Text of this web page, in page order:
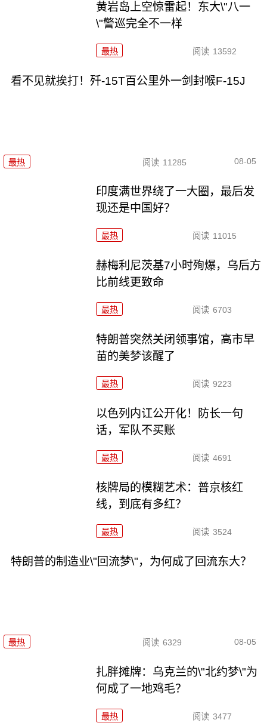
黄岩岛上空惊雷起！东大\"八一
\"警巡完全不一样
最热 阅读 13592
看不见就挨打！歼-15T百公里外一剑封喉F-15J
最热 阅读 11285 08-05
印度满世界绕了一大圈，最后发
现还是中国好？
最热 阅读 11015
赫梅利尼茨基7小时殉爆，乌后方
比前线更致命
最热 阅读 6703
特朗普突然关闭领事馆，高市早
苗的美梦该醒了
最热 阅读 9223
以色列内讧公开化！防长一句
话，军队不买账
最热 阅读 4691
核牌局的模糊艺术：普京核红
线，到底有多红？
最热 阅读 3524
特朗普的制造业\"回流梦\"，为何成了回流东大？
最热 阅读 6329 08-05
扎胖摊牌：乌克兰的\"北约梦\"为
何成了一地鸡毛？
最热 阅读 3477